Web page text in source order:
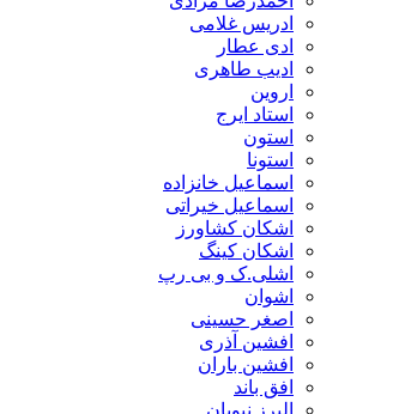
ادریس غلامی
ادی عطار
ادیب طاهری
اروین
استاد ایرج
استون
استونا
اسماعیل خانزاده
اسماعیل خیراتی
اشکان کشاورز
اشکان کینگ
اشلی.ک و بی رپ
اشوان
اصغر حسینی
افشین آذری
افشین باران
افق باند